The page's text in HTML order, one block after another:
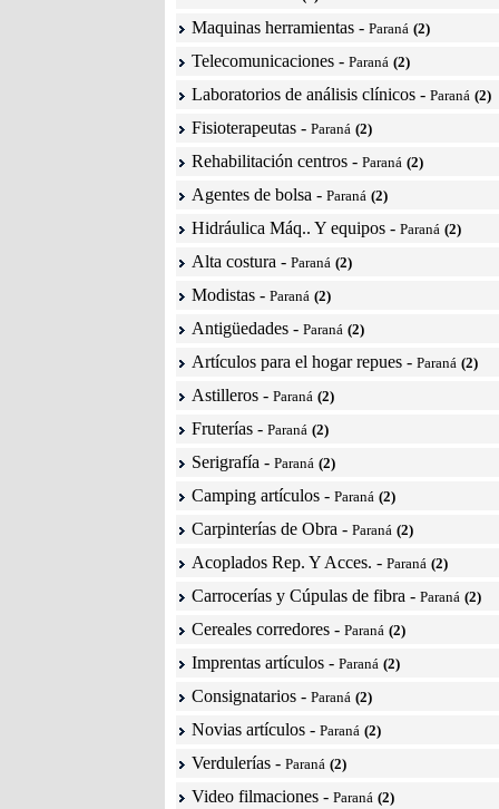
Maquinas herramientas - Paraná (2)
Telecomunicaciones - Paraná (2)
Laboratorios de análisis clínicos - Paraná (2)
Fisioterapeutas - Paraná (2)
Rehabilitación centros - Paraná (2)
Agentes de bolsa - Paraná (2)
Hidráulica Máq.. Y equipos - Paraná (2)
Alta costura - Paraná (2)
Modistas - Paraná (2)
Antigüedades - Paraná (2)
Artículos para el hogar repues - Paraná (2)
Astilleros - Paraná (2)
Fruterías - Paraná (2)
Serigrafía - Paraná (2)
Camping artículos - Paraná (2)
Carpinterías de Obra - Paraná (2)
Acoplados Rep. Y Acces. - Paraná (2)
Carrocerías y Cúpulas de fibra - Paraná (2)
Cereales corredores - Paraná (2)
Imprentas artículos - Paraná (2)
Consignatarios - Paraná (2)
Novias artículos - Paraná (2)
Verdulerías - Paraná (2)
Video filmaciones - Paraná (2)